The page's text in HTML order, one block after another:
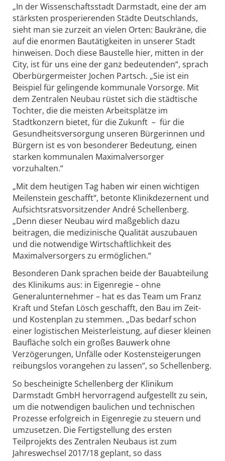
„In der Wissenschaftsstadt Darmstadt, eine der am
stärksten prosperierenden Städte Deutschlands,
sieht man sie zurzeit an vielen Orten: Baukräne, die
auf die enormen Bautätigkeiten in unserer Stadt
hinweisen. Doch diese Baustelle hier, mitten in der
City, ist für uns eine der ganz bedeutenden“, sprach
Oberbürgermeister Jochen Partsch. „Sie ist ein
Beispiel für gelingende kommunale Vorsorge. Mit
dem Zentralen Neubau rüstet sich die städtische
Tochter, die die meisten Arbeitsplätze im
Stadtkonzern bietet, für die Zukunft – für die
Gesundheitsversorgung unseren Bürgerinnen und
Bürgern ist es von besonderer Bedeutung, einen
starken kommunalen Maximalversorger
vorzuhalten.“
„Mit dem heutigen Tag haben wir einen wichtigen
Meilenstein geschafft“, betonte Klinikdezernent und
Aufsichtsratsvorsitzender André Schellenberg.
„Denn dieser Neubau wird maßgeblich dazu
beitragen, die medizinische Qualität auszubauen
und die notwendige Wirtschaftlichkeit des
Maximalversorgers zu ermöglichen.“
Besonderen Dank sprachen beide der Bauabteilung
des Klinikums aus: in Eigenregie – ohne
Generalunternehmer – hat es das Team um Franz
Kraft und Stefan Lösch geschafft, den Bau im Zeit-
und Kostenplan zu stemmen. „Das bedarf schon
einer logistischen Meisterleistung, auf dieser kleinen
Baufläche solch ein großes Bauwerk ohne
Verzögerungen, Unfälle oder Kostensteigerungen
reibungslos vorangehen zu lassen“, so Schellenberg.
So bescheinigte Schellenberg der Klinikum
Darmstadt GmbH hervorragend aufgestellt zu sein,
um die notwendigen baulichen und technischen
Prozesse erfolgreich in Eigenregie zu steuern und
umzusetzen. Die Fertigstellung des ersten
Teilprojekts des Zentralen Neubaus ist zum
Jahreswechsel 2017/18 geplant, so dass